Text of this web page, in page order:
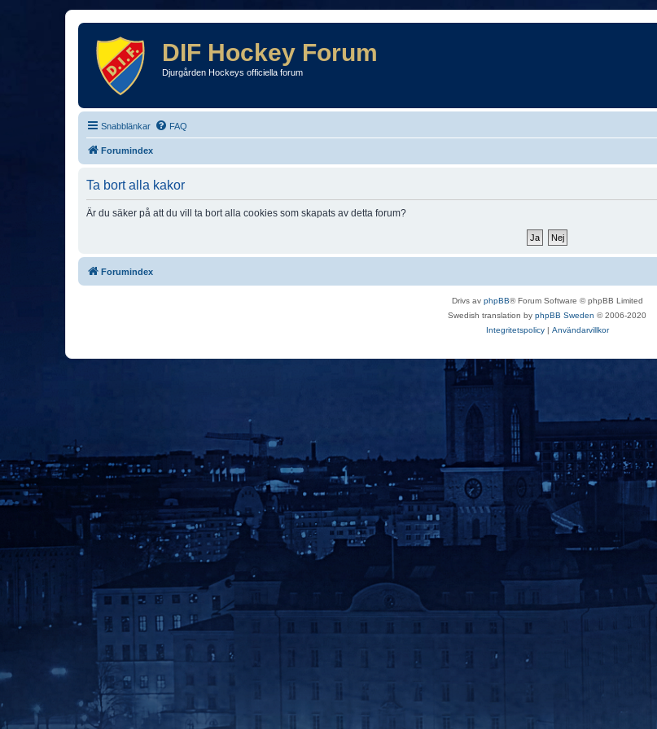
DIF Hockey Forum
Djurgården Hockeys officiella forum
Snabblänkar FAQ
Forumindex
Ta bort alla kakor
Är du säker på att du vill ta bort alla cookies som skapats av detta forum?
Forumindex
Drivs av phpBB® Forum Software © phpBB Limited
Swedish translation by phpBB Sweden © 2006-2020
Integritetspolicy| Användarvillkor